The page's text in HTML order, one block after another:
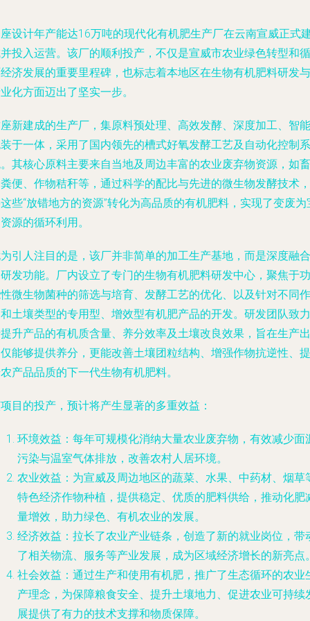
设计年产能达16万吨的现代化有机肥生产厂在云南宣威正式
投入运营。该厂的顺利投产，不仅是宣威市农业绿色转型和循
济发展的重要里程碑，也标志着本地区在生物有机肥料研发与
化方面迈出了坚实一步。
新建成的生产厂，集原料预处理、高效发酵、深度加工、智能
于一体，采用了国内领先的槽式好氧发酵工艺及自动化控制系
其核心原料主要来自当地及周边丰富的农业废弃物资源，如畜
便、作物秸秆等，通过科学的配比与先进的微生物发酵技术，
些“放错地方的资源”转化为高品质的有机肥料，实现了变废为
源的循环利用。
引人注目的是，该厂并非简单的加工生产基地，而是深度融合
发功能。厂内设立了专门的生物有机肥料研发中心，聚焦于功
微生物菌种的筛选与培育、发酵工艺的优化、以及针对不同作
土壤类型的专用型、增效型有机肥产品的开发。研发团队致力
升产品的有机质含量、养分效率及土壤改良效果，旨在生产出
能够提供养分，更能改善土壤团粒结构、增强作物抗逆性、提
产品品质的下一代生物有机肥料。
目的投产，预计将产生显著的多重效益：
环境效益 ：每年可规模化消纳大量农业废弃物，有效减少面
污染与温室气体排放，改善农村人居环境。
农业效益 ：为宣威及周边地区的蔬菜、水果、中药材、烟草
特色经济作物种植，提供稳定、优质的肥料供给，推动化肥
量增效，助力绿色、有机农业的发展。
经济效益 ：拉长了农业产业链条，创造了新的就业岗位，带
了相关物流、服务等产业发展，成为区域经济增长的新亮点
社会效益 ：通过生产和使用有机肥，推广了生态循环的农业
产理念，为保障粮食安全、提升土壤地力、促进农业可持续
展提供了有力的技术支撑和物质保障。